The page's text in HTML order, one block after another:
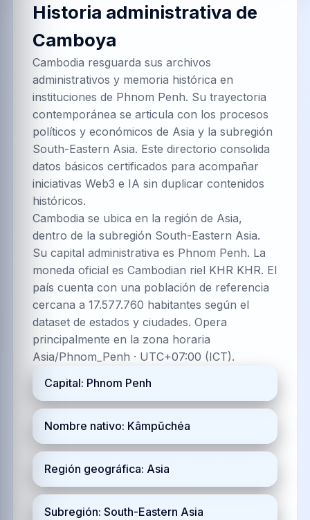
Historia administrativa de
Camboya
Cambodia resguarda sus archivos
administrativos y memoria histórica en
instituciones de Phnom Penh. Su trayectoria
contemporánea se articula con los procesos
políticos y económicos de Asia y la subregión
South-Eastern Asia. Este directorio consolida
datos básicos certificados para acompañar
iniciativas Web3 e IA sin duplicar contenidos
históricos.
Cambodia se ubica en la región de Asia,
dentro de la subregión South-Eastern Asia.
Su capital administrativa es Phnom Penh. La
moneda oficial es Cambodian riel KHR KHR. El
país cuenta con una población de referencia
cercana a 17.577.760 habitantes según el
dataset de estados y ciudades. Opera
principalmente en la zona horaria
Asia/Phnom_Penh · UTC+07:00 (ICT).
Capital: Phnom Penh
Nombre nativo: Kâmpŭchéa
Región geográfica: Asia
Subregión: South-Eastern Asia